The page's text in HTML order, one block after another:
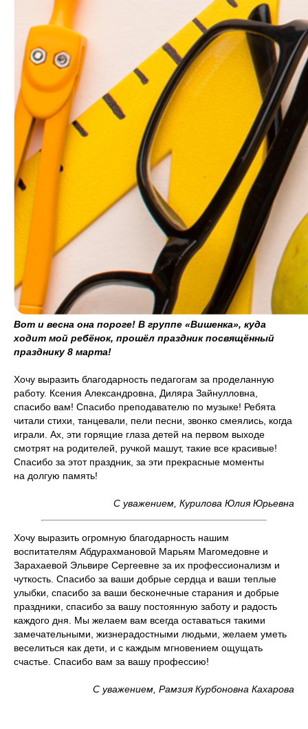
Вот и весна она пороге! В группе «Вишенка», куда
ходит мой ребёнок, прошёл праздник посвящённый
празднику 8 марта!
Хочу выразить благодарность педагогам за проделанную
работу. Ксения Александровна, Диляра Зайнулловна,
спасибо вам! Спасибо преподавателю по музыке! Ребята
читали стихи, танцевали, пели песни, звонко смеялись, когда
играли. Ах, эти горящие глаза детей на первом выходе
смотрят на родителей, ручкой машут, такие все красивые!
Спасибо за этот праздник, за эти прекрасные моменты
на долгую память!
С уважением, Курилова Юлия Юрьевна
Хочу выразить огромную благодарность нашим
воспитателям Абдурахмановой Марьям Магомедовне и
Зарахаевой Эльвире Сергеевне за их профессионализм и
чуткость. Спасибо за ваши добрые сердца и ваши теплые
улыбки, спасибо за ваши бесконечные старания и добрые
праздники, спасибо за вашу постоянную заботу и радость
каждого дня. Мы желаем вам всегда оставаться такими
замечательными, жизнерадостными людьми, желаем уметь
веселиться как дети, и с каждым мгновением ощущать
счастье. Спасибо вам за вашу профессию!
С уважением, Рамзия Курбоновна Кахарова